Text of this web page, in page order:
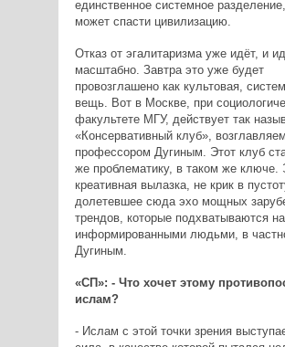
единственное системное
может спасти цивилизацию.
Отказ от эгалитаризма уже идёт, и
масштабно. Завтра это уже будет
провозглашено как культовая,
вещь. Вот в Москве, при
факультете МГУ, действует так
«Консервативный клуб»,
профессором Дугиным. Этот клуб
же проблематику, в таком же ключе.
креативная вылазка, не крик в
долетевшее сюда эхо мощных
трендов, которые подхватываются
информированными людьми, в
Дугиным.
«СП»: - Что хочет этому
ислам?
- Ислам с этой точки зрения